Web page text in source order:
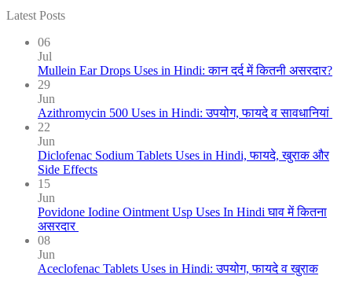
Latest Posts
06
Jul
Mullein Ear Drops Uses in Hindi: कान दर्द में कितनी असरदार?
29
Jun
Azithromycin 500 Uses in Hindi: उपयोग, फायदे व सावधानियां
22
Jun
Diclofenac Sodium Tablets Uses in Hindi, फायदे, खुराक और
Side Effects
15
Jun
Povidone Iodine Ointment Usp Uses In Hindi घाव में कितना
असरदार
08
Jun
Aceclofenac Tablets Uses in Hindi: उपयोग, फायदे व खुराक